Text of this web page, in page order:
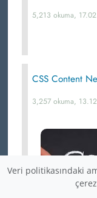
5,213 okuma,
CSS Content
3,257 okuma,
Veri politikasındaki